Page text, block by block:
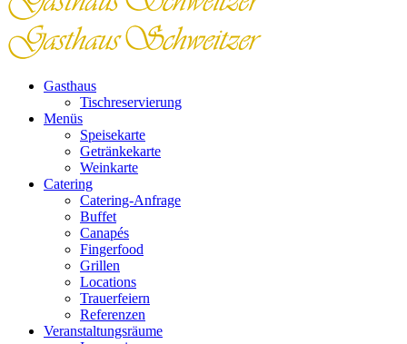
Gasthaus
Tischreservierung
Menüs
Speisekarte
Getränkekarte
Weinkarte
Catering
Catering-Anfrage
Buffet
Canapés
Fingerfood
Grillen
Locations
Trauerfeiern
Referenzen
Veranstaltungsräume